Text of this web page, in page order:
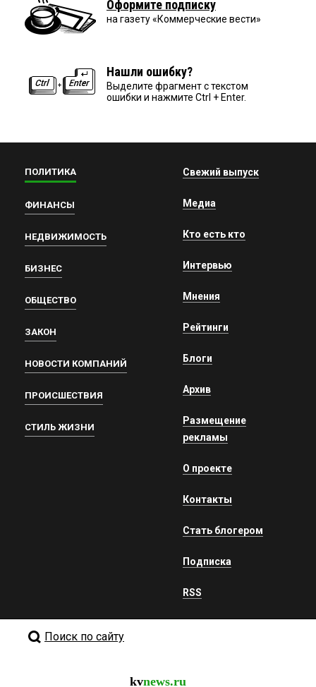
Оформите подписку
на газету «Коммерческие вести»
Нашли ошибку?
Выделите фрагмент с текстом
ошибки и нажмите Ctrl + Enter.
ПОЛИТИКА
ФИНАНСЫ
НЕДВИЖИМОСТЬ
БИЗНЕС
ОБЩЕСТВО
ЗАКОН
НОВОСТИ КОМПАНИЙ
ПРОИСШЕСТВИЯ
СТИЛЬ ЖИЗНИ
Свежий выпуск
Медиа
Кто есть кто
Интервью
Мнения
Рейтинги
Блоги
Архив
Размещение
рекламы
О проекте
Контакты
Стать блогером
Подписка
RSS
Поиск по сайту
kvnews.ru